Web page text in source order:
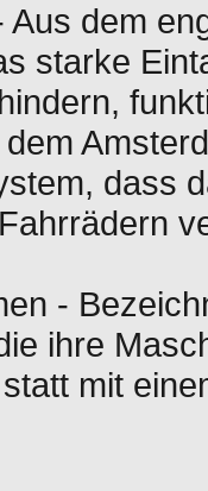
dem
starke
dass
-
ihre
mit